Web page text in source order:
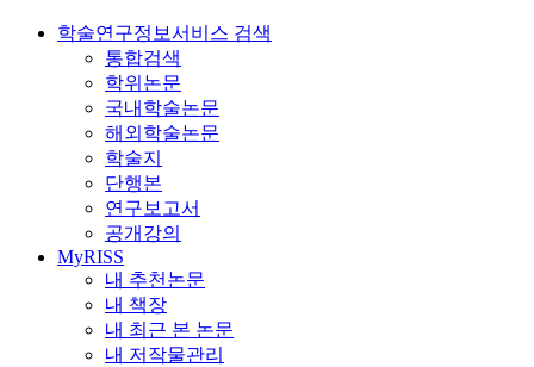
학술연구정보서비스 검색
통합검색
학위논문
국내학술논문
해외학술논문
학술지
단행본
연구보고서
공개강의
MyRISS
내 추천논문
내 책장
내 최근 본 논문
내 저작물관리